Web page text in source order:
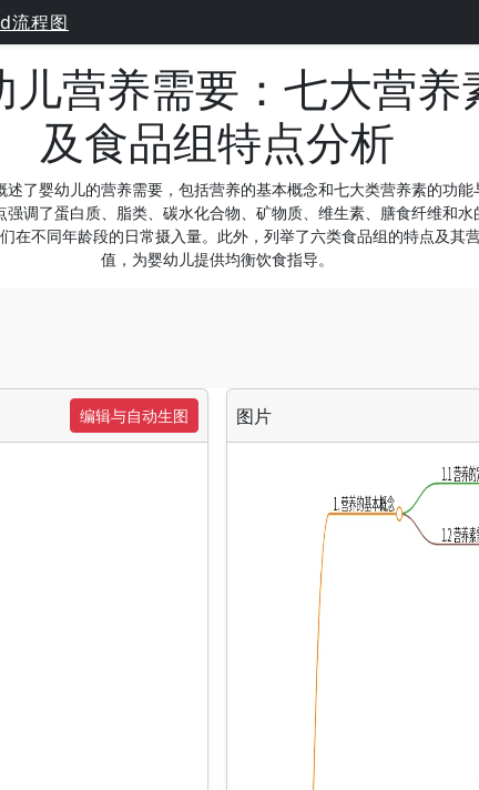
流程图
儿营养需要：七大营养
及食品组特点分析
述了婴幼儿的营养需要，包括营养的基本概念和七大类营养素的功能
强调了蛋白质、脂类、碳水化合物、矿物质、维生素、膳食纤维和水
在不同年龄段的日常摄入量。此外，列举了六类食品组的特点及其
值，为婴幼儿提供均衡饮食指导。
编辑与自动生图 图片